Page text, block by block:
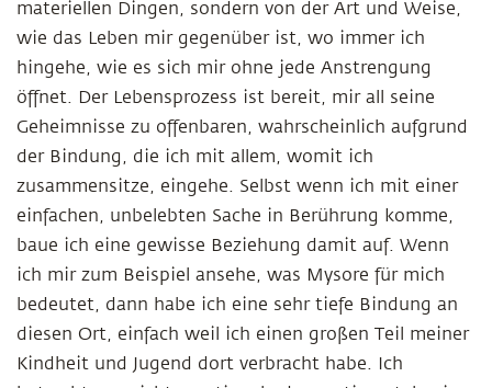
materiellen Dingen, sondern von der Art und Weise,
wie das Leben mir gegenüber ist, wo immer ich
hingehe, wie es sich mir ohne jede Anstrengung
öffnet. Der Lebensprozess ist bereit, mir all seine
Geheimnisse zu offenbaren, wahrscheinlich aufgrund
der Bindung, die ich mit allem, womit ich
zusammensitze, eingehe. Selbst wenn ich mit einer
einfachen, unbelebten Sache in Berührung komme,
baue ich eine gewisse Beziehung damit auf. Wenn
ich mir zum Beispiel ansehe, was Mysore für mich
bedeutet, dann habe ich eine sehr tiefe Bindung an
diesen Ort, einfach weil ich einen großen Teil meiner
Kindheit und Jugend dort verbracht habe. Ich